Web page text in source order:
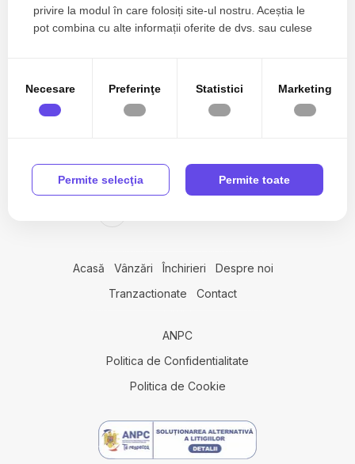
Case de vanzare 3 camere
Case de vanzare 4 camere
Apartamente de vanzare in Floresti
Apartamente de vanzare in Salicea
Apartamente de vanzare in Cluj-Napoca Andrei Muresanu
Apartamente de vanzare in Cluj-Napoca Intre Lacuri / Tulcea
Apartamente de vanzare in Cluj-Napoca Buna-Ziua
Case de vanzare in Cluj-Napoca Centru
Case de vanzare in Cluj-Napoca Faget
Case de vanzare in Cluj-Napoca Dambul-Rotund
Case de vanzare in Cluj-Napoca Grigorescu
Case de vanzare in Salicea
0742 949 489
Acasă Vânzări Închirieri
Despre noi
Tranzactionate
Contact
ANPC
Politica de Confidentialitate
Politica de Cookie
privire la modul în care folosiți site-ul nostru. Aceștia le
pot combina cu alte informații oferite de dvs. sau culese
Necesare Preferinţe Statistici Marketing
Permite selecţia Permite toate